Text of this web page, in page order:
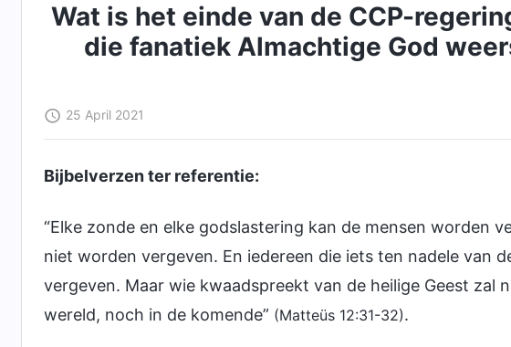
Wat is het einde van de CCP-
die fanatiek Almachtige God
25 April 2021
Bijbelverzen ter referentie:
“Elke zonde en elke godslastering kan de mensen worden
niet worden vergeven. En iedereen die iets ten nadele van
vergeven. Maar wie kwaadspreekt van de heilige Geest zal
wereld, noch in de komende” (Matteüs 12:31-32).